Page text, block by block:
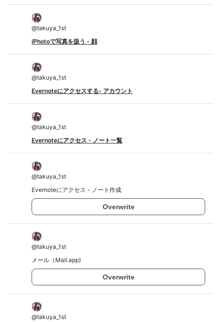
@takuya_1st
iPhotoで写真を扱う - 顔
@takuya_1st
Evernoteにアクセスする- アカウント
@takuya_1st
Evernoteにアクセス - ノート一覧
@takuya_1st
Evernoteにアクセス - ノート作成
Overwrite
@takuya_1st
メール（Mail.app)
Overwrite
@takuya_1st